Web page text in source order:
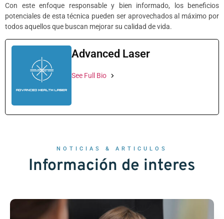
Con este enfoque responsable y bien informado, los beneficios
potenciales de esta técnica pueden ser aprovechados al máximo por
todos aquellos que buscan mejorar su calidad de vida.
Advanced Laser
See Full Bio
NOTICIAS & ARTICULOS
Información de interes